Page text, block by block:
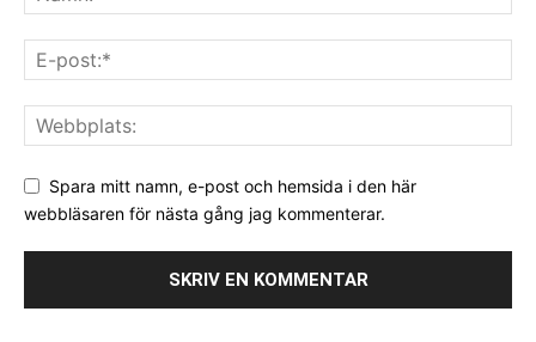
Spara mitt namn, e-post och hemsida i den här
webbläsaren för nästa gång jag kommenterar.